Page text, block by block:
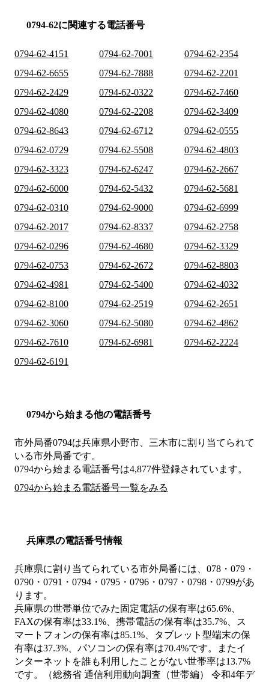
0794-62に関連する電話番号
0794-62-4151 0794-62-7001
0794-62-2354
0794-62-6655
0794-62-7888
0794-62-2201
0794-62-2429
0794-62-0322
0794-62-7460
0794-62-4080
0794-62-2208
0794-62-3409
0794-62-8643
0794-62-6712
0794-62-0555
0794-62-0729
0794-62-5508
0794-62-4803
0794-62-3323
0794-62-6247
0794-62-2667
0794-62-6000
0794-62-5432
0794-62-5681
0794-62-0310
0794-62-9000
0794-62-6999
0794-62-2017
0794-62-8337
0794-62-2758
0794-62-0296
0794-62-4680
0794-62-3329
0794-62-0753
0794-62-2672
0794-62-8803
0794-62-4981
0794-62-5400
0794-62-4032
0794-62-8100
0794-62-2519
0794-62-2651
0794-62-3060
0794-62-5080
0794-62-4862
0794-62-7610
0794-62-6981
0794-62-2224
0794-62-6191
0794から始まる他の電話番号
市外局番0794は兵庫県小野市、三木市に割り当てられて
いる市外局番です。
0794から始まる電話番号は4,877件登録されています。
0794から始まる電話番号一覧をみる
兵庫県の電話番号情報
兵庫県に割り当てられている市外局番には、078・079・
0790・0791・0794・0795・0796・0797・0798・0799があ
ります。
兵庫県の世帯単位でみた固定電話の保有率は65.6%、
FAXの保有率は33.1%、携帯電話の保有率は35.7%、ス
マートフォンの保有率は85.1%、タブレット型端末の保
有率は37.3%、パソコンの保有率は70.4%です。またイ
ンターネットを誰も利用したことがない世帯率は13.7%
です。（総務省 通信利用動向調査（世帯編） 令和4年デ